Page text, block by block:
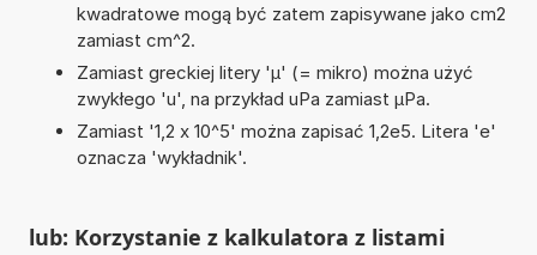
kwadratowe mogą być zatem zapisywane jako cm2
zamiast cm^2.
Zamiast greckiej litery 'µ' (= mikro) można użyć
zwykłego 'u', na przykład uPa zamiast µPa.
Zamiast '1,2 x 10^5' można zapisać 1,2e5. Litera 'e'
oznacza 'wykładnik'.
lub: Korzystanie z kalkulatora z listami